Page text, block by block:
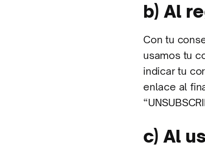
b) Al
Con tu
usamos tu
indicar tu
enlace al
c) Al